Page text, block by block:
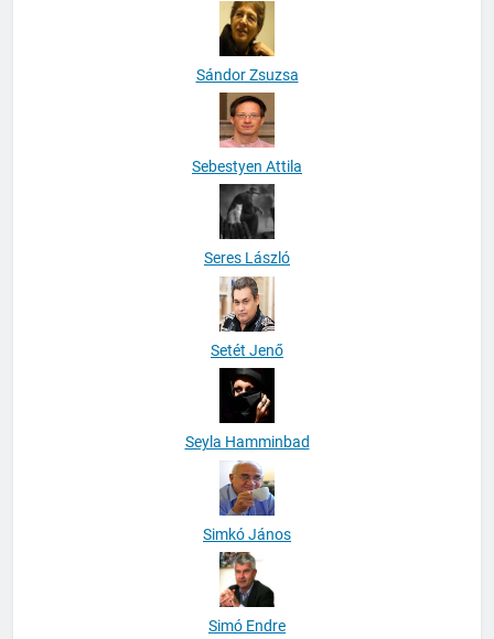
Sándor Zsuzsa
Sebestyen Attila
Seres László
Setét Jenő
Seyla Hamminbad
Simkó János
Simó Endre